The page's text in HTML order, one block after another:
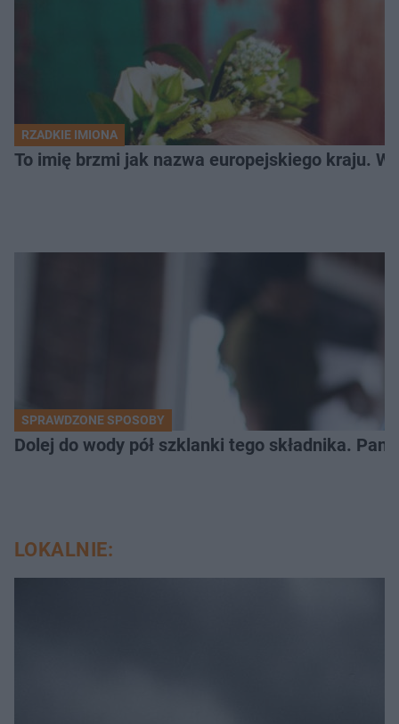
RZADKIE IMIONA
To imię brzmi jak nazwa europejskiego kraju.
SPRAWDZONE SPOSOBY
Dolej do wody pół szklanki tego składnika.
LOKALNIE: